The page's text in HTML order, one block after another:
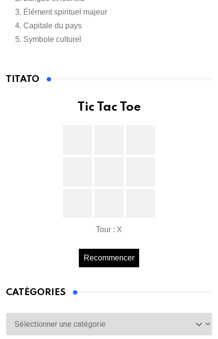
Élément spirituel majeur
Capitale du pays
Symbole culturel
TITATO
Tic Tac Toe
Tour : X
Recommencer
CATÉGORIES
Catégories